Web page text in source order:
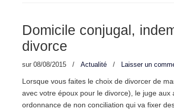
Domicile conjugal,
divorce
sur 08/08/2015 / Actualité / Laisser un
Lorsque vous faites le choix de divorcer de
avec votre époux pour le divorce), le juge
ordonnance de non conciliation qui va fixer